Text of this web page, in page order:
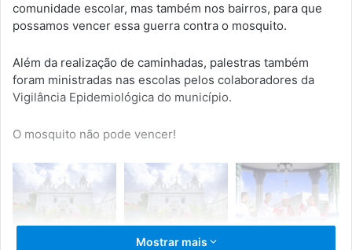
comunidade escolar, mas também nos bairros, para que
possamos vencer essa guerra contra o mosquito.
Além da realização de caminhadas, palestras também
foram ministradas nas escolas pelos colaboradores da
Vigilância Epidemiológica do município.
O mosquito não pode vencer!
Mostrar mais